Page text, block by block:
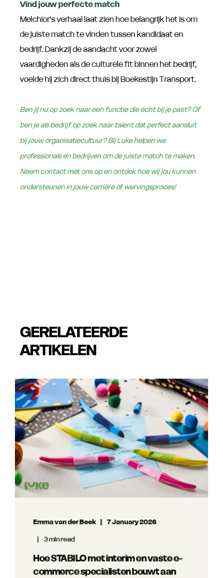
Vind jouw perfecte match
Melchior's verhaal laat zien hoe belangrijk het is om
de juiste match te vinden tussen kandidaat en
bedrijf. Dankzij de aandacht voor zowel
vaardigheden als de culturele fit binnen het bedrijf,
voelde hij zich direct thuis bij Boekestijn Transport.
Ben jij nu op zoek naar een functie die écht bij je past? Of
ben je als bedrijf op zoek naar talent dat perfect aansluit
bij jouw organisatiecultuur? Bij Luke helpen we
professionals en bedrijven om de juiste match te maken.
Neem contact met ons op en ontdek hoe wij jou kunnen
ondersteunen in jouw carrière of wervingsproces!
GERELATEERDE
ARTIKELEN
Emma van der Beek 7 January 2026
3 min read
Hoe STABILO met interim en vaste e-
commerce specialisten bouwt aan